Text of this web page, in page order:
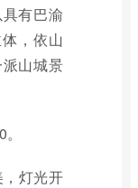
有巴渝
，依山
山城景
灯光开